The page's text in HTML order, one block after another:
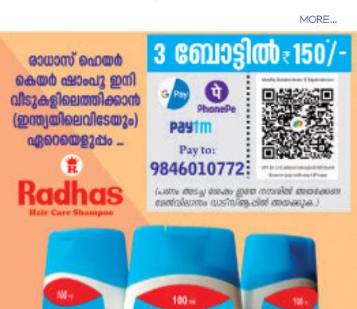
MORE...